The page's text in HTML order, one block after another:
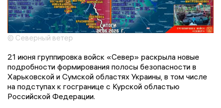
© Северный ветер
21 июня группировка войск «Север» раскрыла новые
подробности формирования полосы безопасности в
Харьковской и Сумской областях Украины, в том числе
на подступах к госгранице с Курской областью
Российской Федерации.